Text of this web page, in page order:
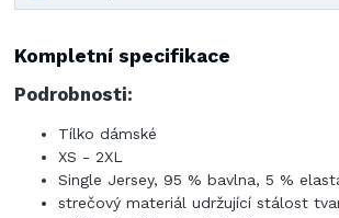
Kompletní specifikace
Podrobnosti:
Tílko dámské
XS - 2XL
Single Jersey, 95 % bavlna, 5 %
strečový materiál udržující stálost